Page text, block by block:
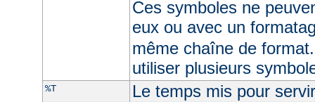
Ces symboles ne
eux ou avec un
même chaîne de
utiliser plusieurs
%T Le temps mis pour